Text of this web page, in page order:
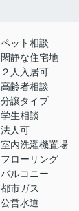
ペット相談
閑静な住宅地
２人入居可
高齢者相談
分譲タイプ
学生相談
法人可
室内洗濯機置場
フローリング
バルコニー
都市ガス
公営水道